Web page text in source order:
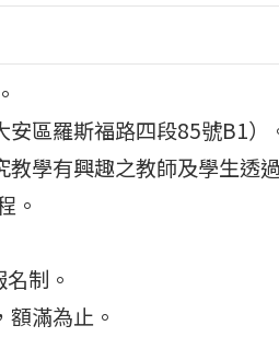
區羅斯福路四段85號B1）
學有興趣之教師及學生透
。
制。
滿為止。